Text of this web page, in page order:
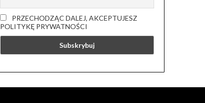
PRZECHODZĄC DALEJ, AKCEPTUJESZ
POLITYKĘ PRYWATNOŚCI